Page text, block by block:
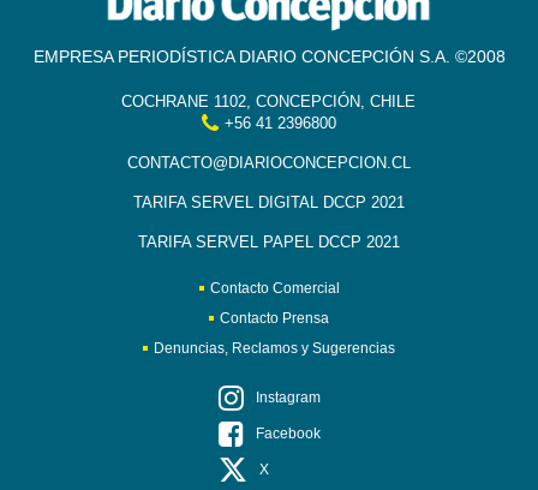
EMPRESA PERIODÍSTICA DIARIO CONCEPCIÓN S.A. ©2008
COCHRANE 1102, CONCEPCIÓN, CHILE
+56 41 2396800
CONTACTO@DIARIOCONCEPCION.CL
TARIFA SERVEL DIGITAL DCCP 2021
TARIFA SERVEL PAPEL DCCP 2021
Contacto Comercial
Contacto Prensa
Denuncias, Reclamos y Sugerencias
Instagram
Facebook
X